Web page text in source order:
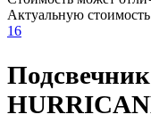
Актуальную
16